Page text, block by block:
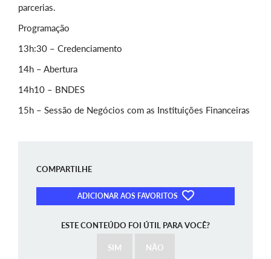
parcerias.
Programação
13h:30 – Credenciamento
14h – Abertura
14h10 – BNDES
15h – Sessão de Negócios com as Instituições Financeiras
COMPARTILHE
ADICIONAR AOS FAVORITOS
ESTE CONTEÚDO FOI ÚTIL PARA VOCÊ?
SIM NÃO